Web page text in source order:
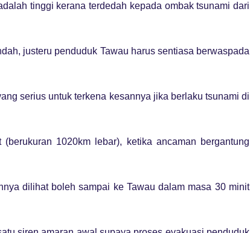
tinggi kerana terdedah kepada ombak tsunami dari
justeru penduduk Tawau harus sentiasa berwaspada
serius untuk terkena kesannya jika berlaku tsunami di
1020km lebar), ketika ancaman bergantung
dilihat boleh sampai ke Tawau dalam masa 30 minit